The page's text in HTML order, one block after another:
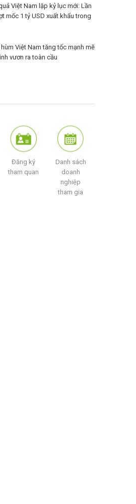
Việt Nam lập kỷ lục mới: Lần
mốc 1 tỷ USD xuất khẩu trong
Việt Nam tăng tốc mạnh mẽ
vươn ra toàn cầu
Đăng ký
tham quan
Danh sách
doanh
nghiệp
tham gia